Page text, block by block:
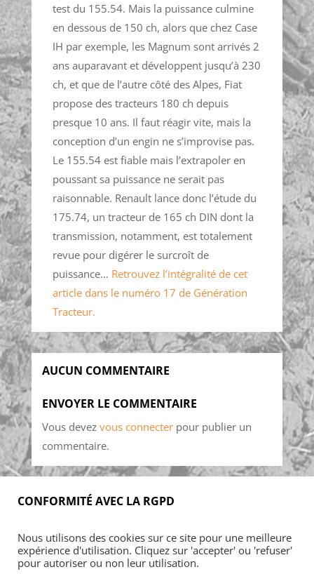
test du 155.54. Mais la puissance culmine
en dessous de 150 ch, alors que chez Case
IH par exemple, les Magnum sont arrivés 2
ans auparavant et développent jusqu’à 230
ch, et que de l’autre côté des Alpes, Fiat
propose des tracteurs 180 ch depuis
presque 10 ans. Il faut réagir vite, mais la
conception d’un engin ne s’improvise pas.
Le 155.54 est fiable mais l’extrapoler en
poussant sa puissance ne serait pas
raisonnable. Renault lance donc l’étude du
175.74, un tracteur de 165 ch DIN dont la
transmission, notamment, est totalement
revue pour digérer le surcroît de
puissance… Retrouvez l’intégralité de cet
article dans le numéro 17 de Génération
Tracteur.
AUCUN COMMENTAIRE
ENVOYER LE COMMENTAIRE
Vous devez vous connecterpour publier un
commentaire.
Foires & manifestations
Petites annonces
Contact
Mon Compte
CONFORMITÉ AVEC LA RGPD
Nous utilisons des cookies sur ce site pour une meilleure
expérience d'utilisation. Cliquez sur 'accepter' ou 'refuser'
pour autoriser ou non leur utilisation.